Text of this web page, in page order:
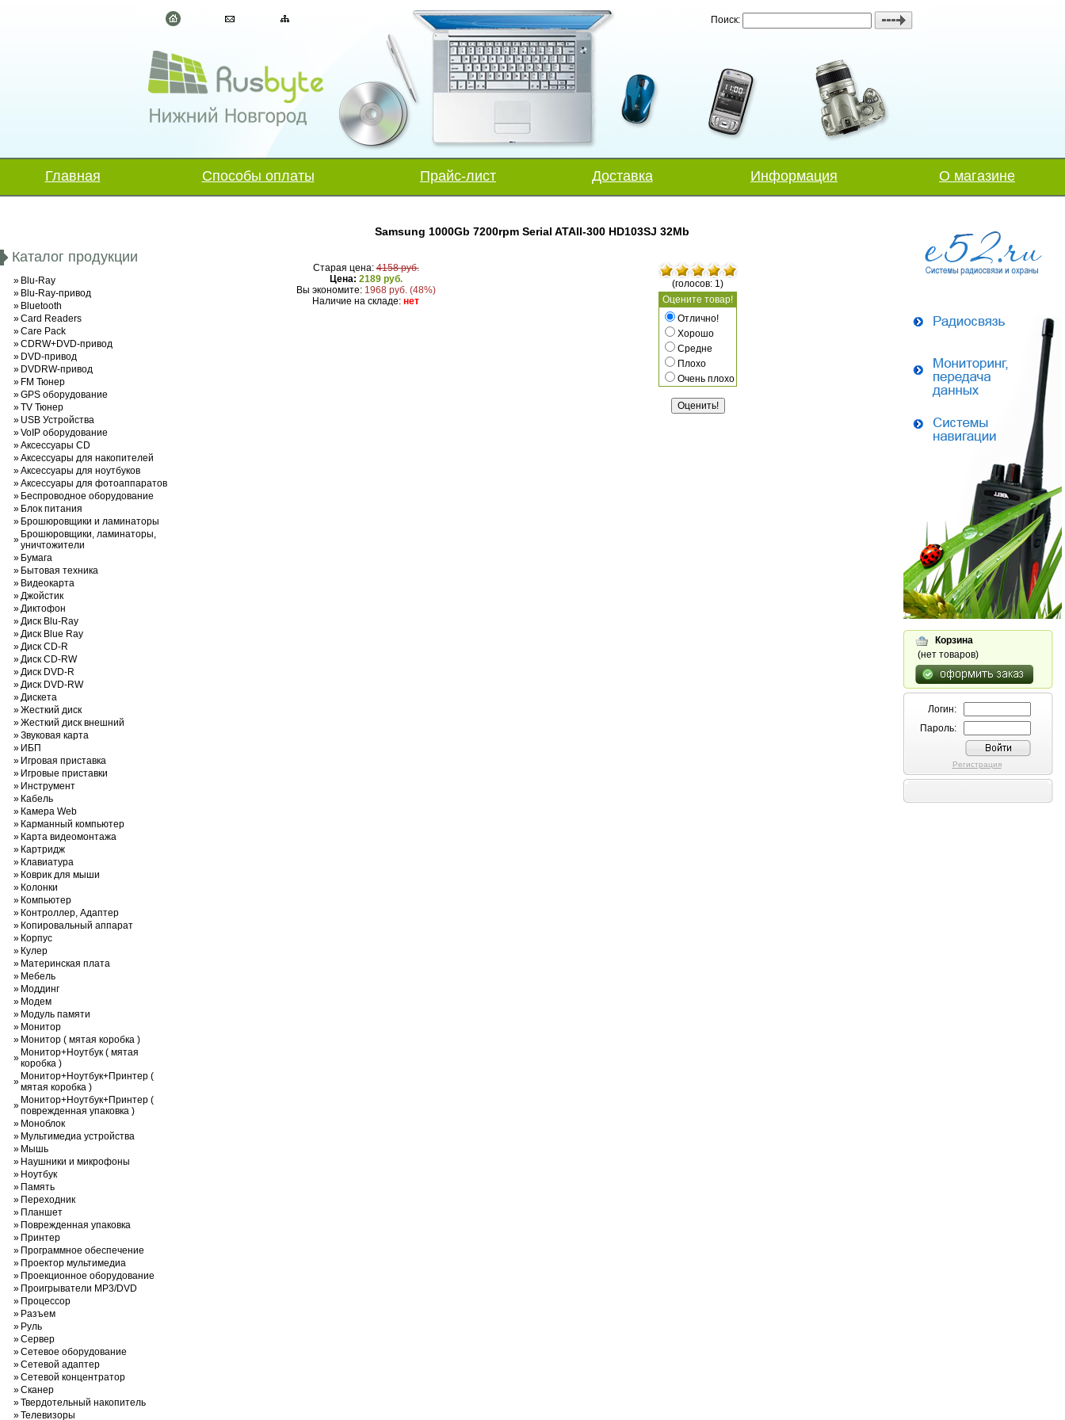
Поиск:
Главная Способы оплаты Прайс-лист Доставка Информация О магазине
Каталог продукции
» Blu-Ray
» Blu-Ray-привод
» Bluetooth
»Card Readers
»Care Pack
»CDRW+DVD-привод
» DVD-привод
» DVDRW-привод
» FM Тюнер
»GPS оборудование
»TV Тюнер
» USB Устройства
»VoIP оборудование
»Аксессуары CD
»Аксессуары для накопителей
»Аксессуары для ноутбуков
»Аксессуары для фотоаппаратов
» Беспроводное оборудование
» Блок питания
» Брошюровщики и ламинаторы
» Брошюровщики, ламинаторы,
уничтожители
» Бумага
» Бытовая техника
» Видеокарта
»Джойстик
»Диктофон
»Диск Blu-Ray
»Диск Blue Ray
»Диск CD-R
»Диск CD-RW
»Диск DVD-R
»Диск DVD-RW
»Дискета
»Жесткий диск
»Жесткий диск внешний
»Звуковая карта
» ИБП
» Игровая приставка
» Игровые приставки
» Инструмент
» Кабель
» Камера Web
» Карманный компьютер
» Карта видеомонтажа
» Картридж
» Клавиатура
» Коврик для мыши
» Колонки
» Компьютер
» Контроллер, Адаптер
» Копировальный аппарат
» Корпус
» Кулер
» Материнская плата
» Мебель
» Моддинг
» Модем
» Модуль памяти
» Монитор
» Монитор ( мятая коробка )
» Монитор+Ноутбук ( мятая
коробка )
» Монитор+Ноутбук+Принтер (
мятая коробка )
» Монитор+Ноутбук+Принтер (
поврежденная упаковка )
» Моноблок
» Мультимедиа устройства
» Мышь
» Наушники и микрофоны
» Ноутбук
» Память
» Переходник
» Планшет
» Поврежденная упаковка
» Принтер
» Программное обеспечение
» Проектор мультимедиа
» Проекционное оборудование
» Проигрыватели MP3/DVD
» Процессор
» Разъем
» Руль
»Сервер
»Сетевое оборудование
»Сетевой адаптер
»Сетевой концентратор
»Сканер
»Твердотельный накопитель
»Телевизоры
Samsung 1000Gb 7200rpm Serial ATAII-300 HD103SJ 32Mb
Старая цена:4158 руб.
Цена: 2189 руб.
Вы экономите: 1968 руб. (48%)
Наличие на складе: нет
(голосов: 1)
Оцените товар!
Отлично!
Хорошо
Средне
Плохо
Очень плохо
Корзина
(нет товаров)
Логин:
Пароль:
Регистрация